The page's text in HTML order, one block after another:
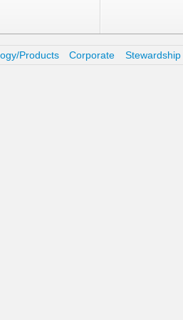
Products Corporate Stewardship